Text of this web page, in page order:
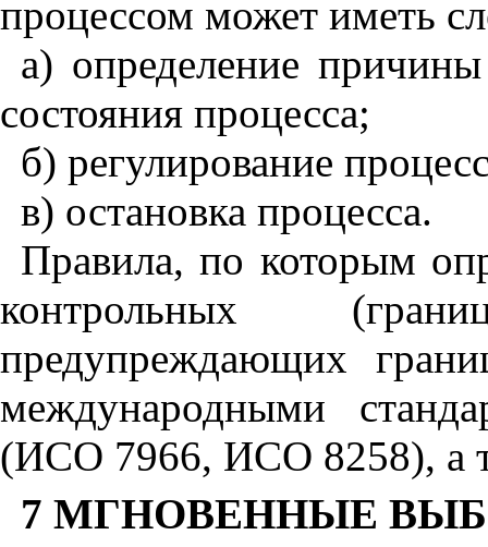
процессом может иметь
а) определение причины
состояния процесса;
б) регулирование
в) остановка процесса.
Правила, по которым
контрольных
предупреждающих
международными
(ИСО 7966, ИСО 8258), а
7 МГНОВЕННЫЕ